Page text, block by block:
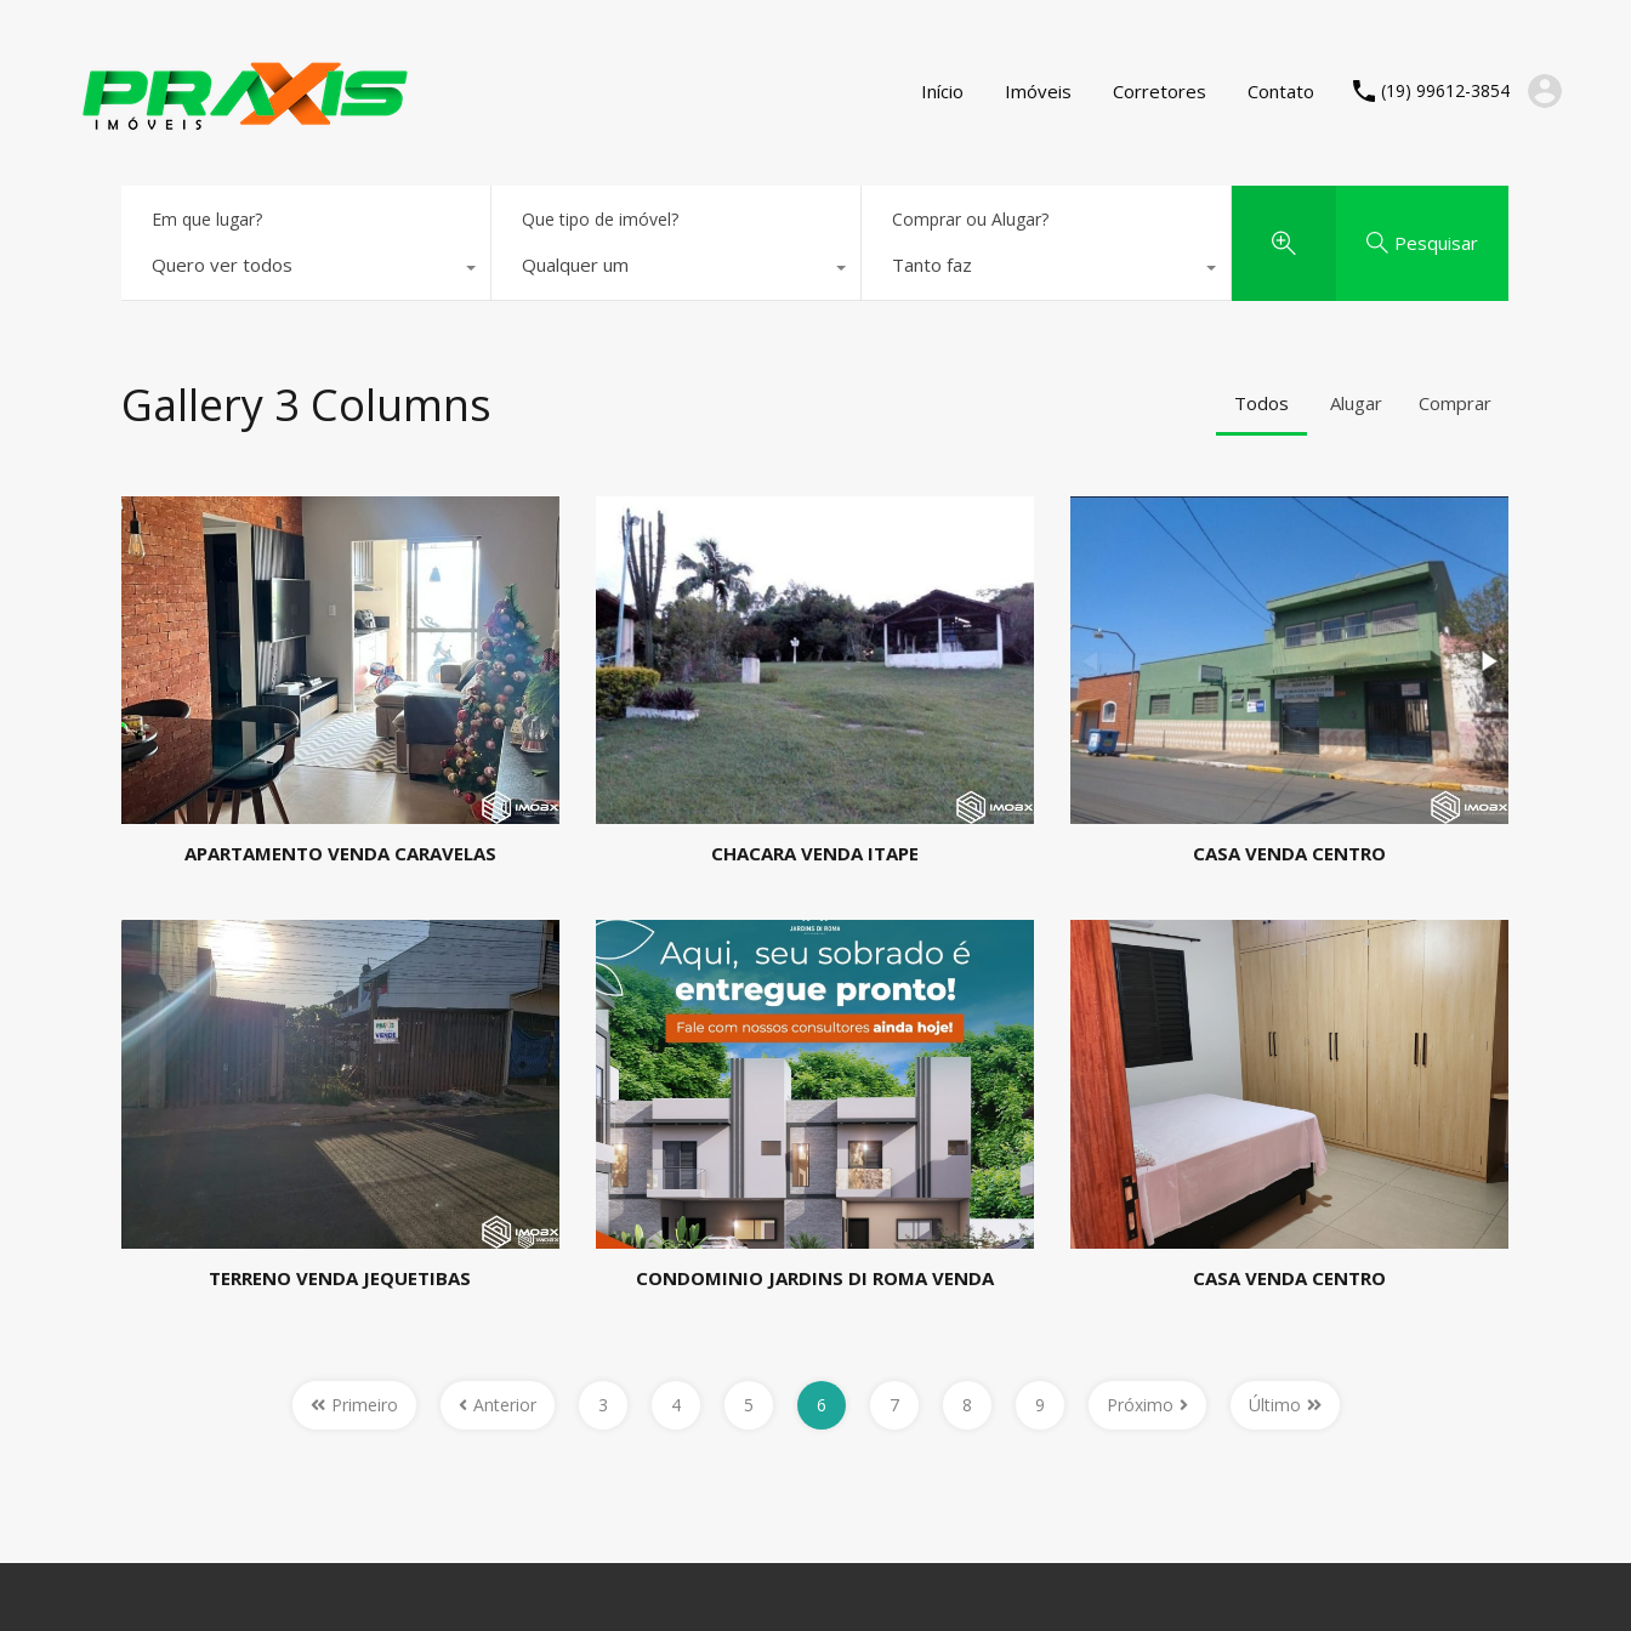
Início Imóveis Corretores Contato (19) 99612-3854
Em que lugar?
Quero ver todos
Que tipo de imóvel?
Qualquer um
Comprar ou Alugar?
Tanto faz
Pesquisar
Gallery 3 Columns Todos Alugar Comprar
APARTAMENTO VENDA CARAVELAS CHACARA VENDA ITAPE CASA VENDA CENTRO
TERRENO VENDA JEQUETIBAS CONDOMINIO JARDINS DI ROMA VENDA CASA VENDA CENTRO
Primeiro Anterior 3 4 5 6 7 8 9 Próximo Último